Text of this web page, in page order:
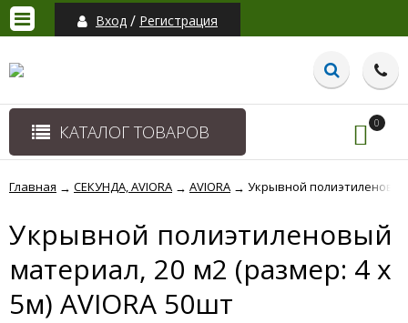
Вход / Регистрация
КАТАЛОГ ТОВАРОВ 0
Главная → СЕКУНДА, AVIORA → AVIORA → Укрывной полиэтиленовый
Укрывной полиэтиленовый
материал, 20 м2 (размер: 4 х
5м) AVIORA 50шт